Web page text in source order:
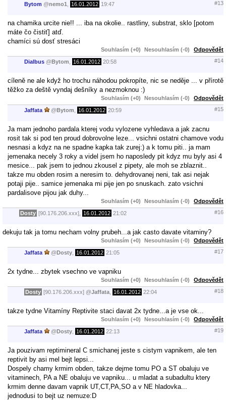
Bytom @nemo1 16.01.2012 19:47 #13
na chamika urcite nie!! ... iba na okolie.. rastliny, substrat, sklo [potom
máte čo čistiť] atď.
chamíci sú dosť stresáci
Souhlasím (+0) Nesouhlasím (-0) Odpovědět
Dialbus @Bytom 16.01.2012 20:58 #14
cíleně ne ale když ho trochu náhodou pokropíte, nic se neděje ... v přírotě
těžko za deště vyndaj dešníky a nezmoknou :)
Souhlasím (+0) Nesouhlasím (-0) Odpovědět
Jaffata @Bytom 16.01.2012 20:59 #15
Ja mam jednoho pardala kterej vodu vylozene vyhledava a jak zacnu
rosit tak si pod ten proud dobrovolne leze... vsichni ostatni chamove vodu
nesnasi a kdyz na ne spadne kapka tak zurej:) a k tomu piti.. ja mam
jemenaka necely 3 roky a videl jsem ho naposledy pit kdyz mu byly asi 4
mesice... pak jsem to jednou zkousel z pipety, ale moh se zblaznit..
takze mu obden rosim a neresim to. dehydrovanej neni, tak asi nejak
potaji pije.. samice jemenaka mi pije jen po snuskach. zato vsichni
pardalisove pijou jak duhy...
Souhlasím (+0) Nesouhlasím (-0) Odpovědět
Dosty [90.176.206.xxx], 16.01.2012 21:02 #16
dekuju tak ja tomu necham volny prubeh...a jak casto davate vitaminy?
Souhlasím (+0) Nesouhlasím (-0) Odpovědět
Jaffata @Dosty 16.01.2012 21:05 #17
2x tydne... zbytek vsechno ve vapniku
Souhlasím (+0) Nesouhlasím (-0) Odpovědět
Dosty [90.176.206.xxx] @Jaffata 16.01.2012 22:04 #18
takze tydne Vitamíny Reptivite staci davat 2x tydne...a je vse ok...
Souhlasím (+0) Nesouhlasím (-0) Odpovědět
Jaffata @Dosty 16.01.2012 22:13 #19
Ja pouzivam reptimineral C smichanej jeste s cistym vapnikem, ale ten
reptivit by asi mel bejt lepsi...
Dospely chamy krmim obden, takze dejme tomu PO a ST obaluju ve
vitaminech, PA a NE obaluju ve vapniku... u mladat a subadultu ktery
krmim denne davam vapnik UT,CT,PA,SO a v NE hladovka...
jednodusi to bejt uz nemuze:D